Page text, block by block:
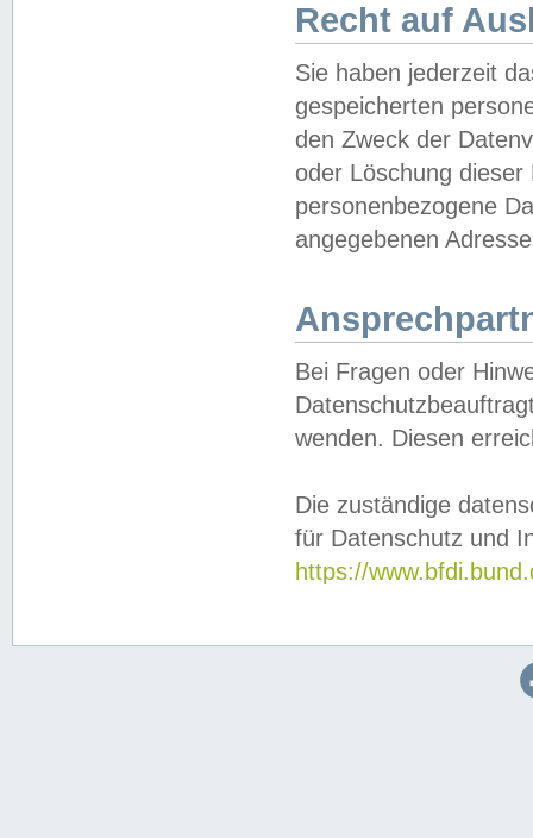
Recht auf
Sie haben jederzeit
gespeicherten
den Zweck der
oder Löschung
personenbezogene
angegebenen
Bei Fragen oder
wenden. Diesen
Die zuständige
für Datenschutz und
https://